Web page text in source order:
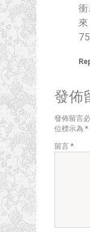
發佈
發佈留言
位標示為 *
留言 *